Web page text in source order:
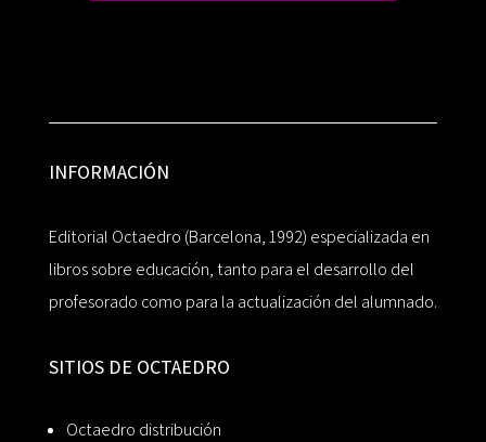
INFORMACIÓN
Editorial Octaedro (Barcelona, 1992) especializada en
libros sobre educación, tanto para el desarrollo del
profesorado como para la actualización del alumnado.
SITIOS DE OCTAEDRO
Octaedro distribución